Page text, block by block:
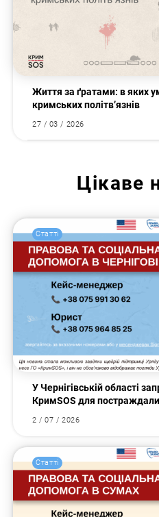
Життя за ґратами: в яких
кримських політв’язнів
27 / 03 / 2026
Цікаве
Статті
У Чернігівській області
КримSOS для
2 / 07 / 2026
Статті